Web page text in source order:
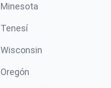
Minesota
Tenesí
Wisconsin
Oregón